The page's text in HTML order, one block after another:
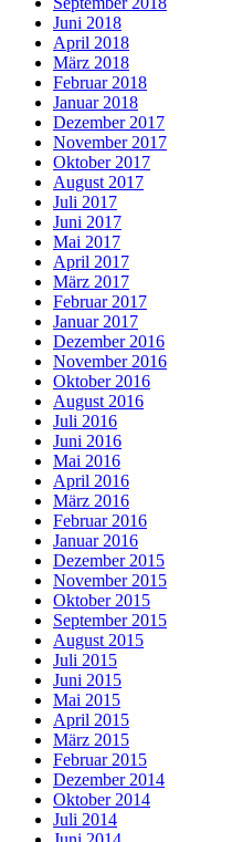
Juni 2018
April 2018
März 2018
Februar 2018
Januar 2018
Dezember 2017
November 2017
Oktober 2017
August 2017
Juli 2017
Juni 2017
Mai 2017
April 2017
März 2017
Februar 2017
Januar 2017
Dezember 2016
November 2016
Oktober 2016
August 2016
Juli 2016
Juni 2016
Mai 2016
April 2016
März 2016
Februar 2016
Januar 2016
Dezember 2015
November 2015
Oktober 2015
September 2015
August 2015
Juli 2015
Juni 2015
Mai 2015
April 2015
März 2015
Februar 2015
Dezember 2014
Oktober 2014
Juli 2014